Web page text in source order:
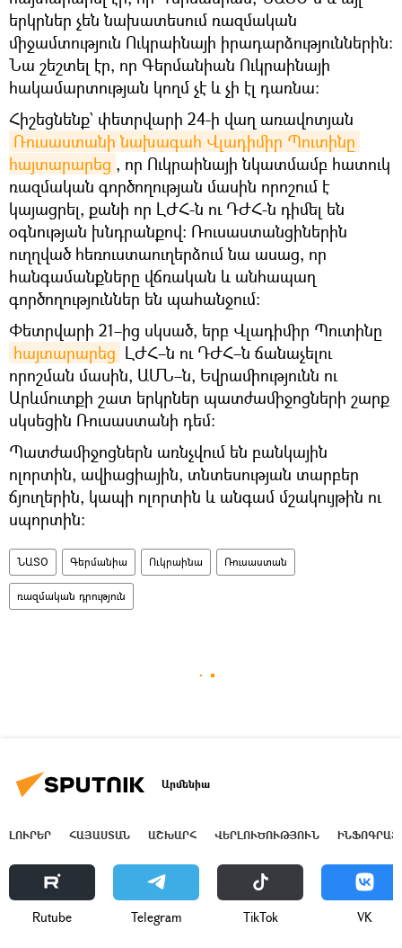
երկրներ չեն նախատեսում ռազմական
միջամտություն Ուկրաինայի իրադարձություններին։
Նա շեշտել էր, որ Գերմանիան Ուկրաինայի
հակամարտության կողմ չէ և չի էլ դառնա։
Հիշեցնենք` փետրվարի 24-ի վաղ առավոտյան
Ռուսաստանի նախագահ Վլադիմիր Պուտինը
հայտարարեց , որ Ուկրաինայի նկատմամբ հատուկ
ռազմական գործողության մասին որոշում է
կայացրել, քանի որ ԼԺՀ-ն ու ԴԺՀ-ն դիմել են
օգնության խնդրանքով։ Ռուսաստանցիներին
ուղղված հեռուստաուղերձում նա ասաց, որ
հանգամանքները վճռական և անհապաղ
գործողություններ են պահանջում։
Փետրվարի 21–ից սկսած, երբ Վլադիմիր Պուտինը
հայտարարեց ԼԺՀ–ն ու ԴԺՀ–ն ճանաչելու
որոշման մասին, ԱՄՆ–ն, Եվրամիությունն ու
Արևմուտքի շատ երկրներ պատժամիջոցների շարք
սկսեցին Ռուսաստանի դեմ։
Պատժամիջոցներն առնչվում են բանկային
ոլորտին, ավիացիային, տնտեսության տարբեր
ճյուղերին, կապի ոլորտին և անգամ մշակույթին ու
սպորտին։
ՆԱՏՕ Գերմանիա Ուկրաինա Ռուսաստան
ռազմական դրություն
Արմենիա
ԼՈՒՐԵՐ ՀԱՅԱՍՏԱՆ ԱՇԽԱՐՀ ՎԵՐԼՈՒԾՈՒԹՅՈՒՆ
Rutube Telegram ТikТоk VK